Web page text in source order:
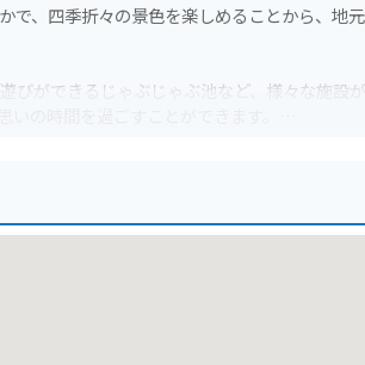
で、四季折々の景色を楽しめることから、地
びができるじゃぶじゃぶ池など、様々な施設
の時間を過ごすことができます。
と、四季折々の美しい景色を楽しむことがで